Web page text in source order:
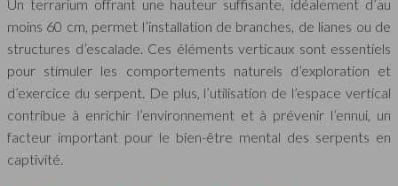
Un terrarium offrant une hauteur suffisante, idéalement d’au
moins 60 cm, permet l’installation de branches, de lianes ou de
structures d’escalade. Ces éléments verticaux sont essentiels
pour stimuler les comportements naturels d’exploration et
d’exercice du serpent. De plus, l’utilisation de l’espace vertical
contribue à enrichir l’environnement et à prévenir l’ennui, un
facteur important pour le bien-être mental des serpents en
captivité.